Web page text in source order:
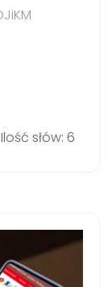
Ilość słów: 6